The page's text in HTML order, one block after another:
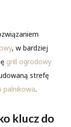
, w bardziej
grill ogrodowy
strefę
palnikowa.
klucz do